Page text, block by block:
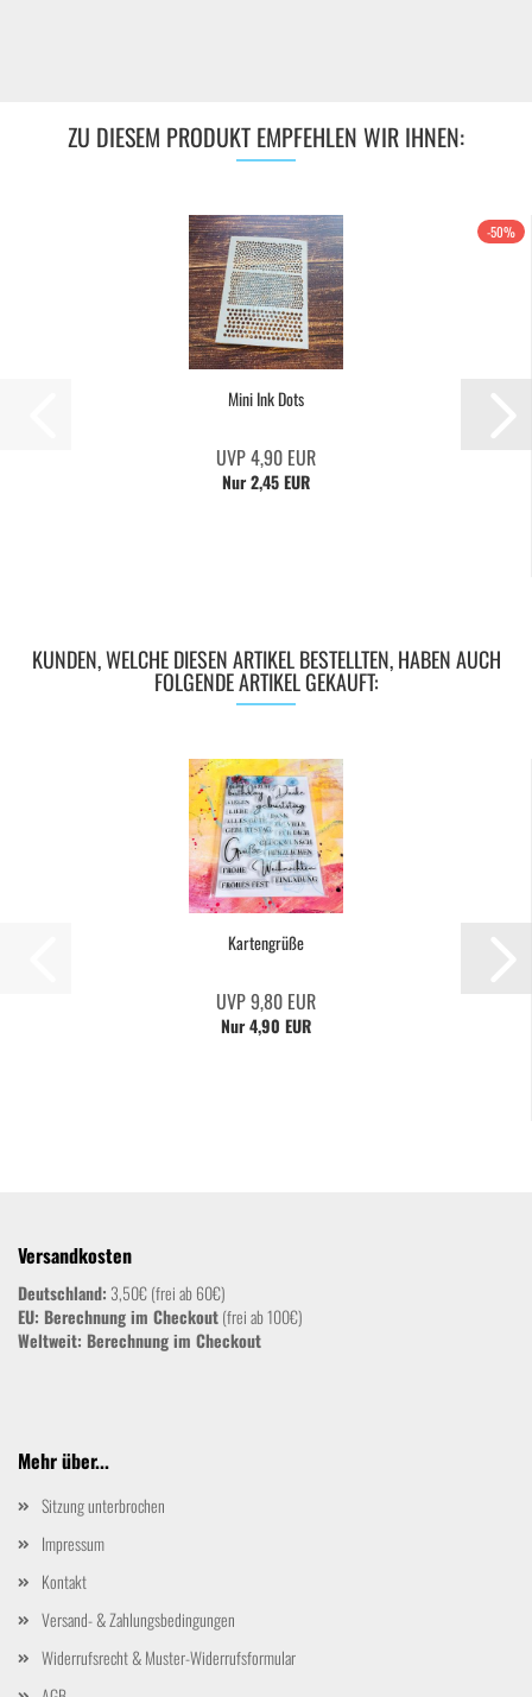
ZU DIESEM PRODUKT EMPFEHLEN WIR IHNEN:
-50%
Mini Ink Dots
UVP 4,90 EUR
Nur 2,45 EUR
KUNDEN, WELCHE DIESEN ARTIKEL BESTELLTEN, HABEN AUCH
FOLGENDE ARTIKEL GEKAUFT:
Kartengrüße
UVP 9,80 EUR
Nur 4,90 EUR
Versandkosten
Deutschland: 3,50€ (frei ab 60€)
EU: Berechnung im Checkout(frei ab 100€)
Weltweit: Berechnung im Checkout
Mehr über...
Sitzung unterbrochen
Impressum
Kontakt
Versand- & Zahlungsbedingungen
Widerrufsrecht & Muster-Widerrufsformular